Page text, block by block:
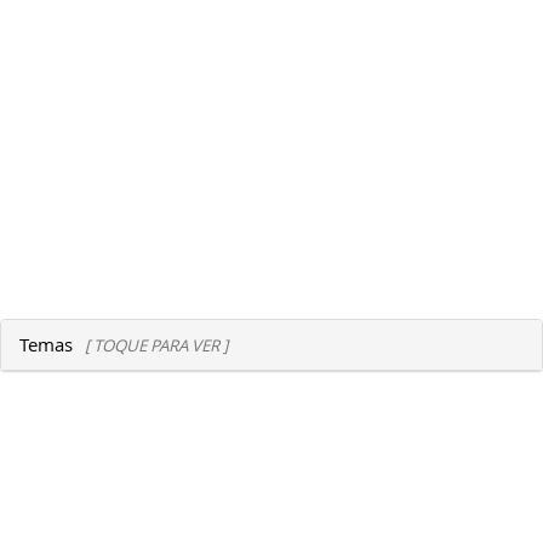
Temas [ TOQUE PARA VER ]